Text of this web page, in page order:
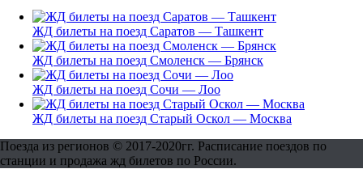
ЖД билеты на поезд Саратов — Ташкент
ЖД билеты на поезд Смоленск — Брянск
ЖД билеты на поезд Сочи — Лоо
ЖД билеты на поезд Старый Оскол — Москва
Поезда из регионов © 2017-2020гг. Расписание поездов по
станции и продажа жд билетов по России.